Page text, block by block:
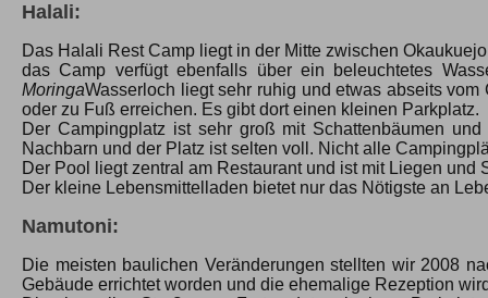
Halali:
Das Halali Rest Camp liegt in der Mitte zwischen
das Camp verfügt ebenfalls über ein beleuchtetes
MoringaWasserloch liegt sehr ruhig und etwas abseits
oder zu Fuß erreichen. Es gibt dort einen kleinen Parkplatz.
Der Campingplatz ist sehr groß mit Schattenbäumen
Nachbarn und der Platz ist selten voll. Nicht alle
Der Pool liegt zentral am Restaurant und ist mit Liegen und
Der kleine Lebensmittelladen bietet nur das Nötigste an
Namutoni:
Die meisten baulichen Veränderungen stellten wir 2008
Gebäude errichtet worden und die ehemalige Rezeption